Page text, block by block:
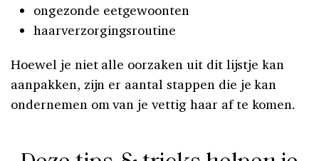
ongezonde eetgewoonten
haarverzorgingsroutine
Hoewel je niet alle oorzaken uit dit lijstje kan
aanpakken, zijn er aantal stappen die je kan
ondernemen om van je vettig haar af te komen.